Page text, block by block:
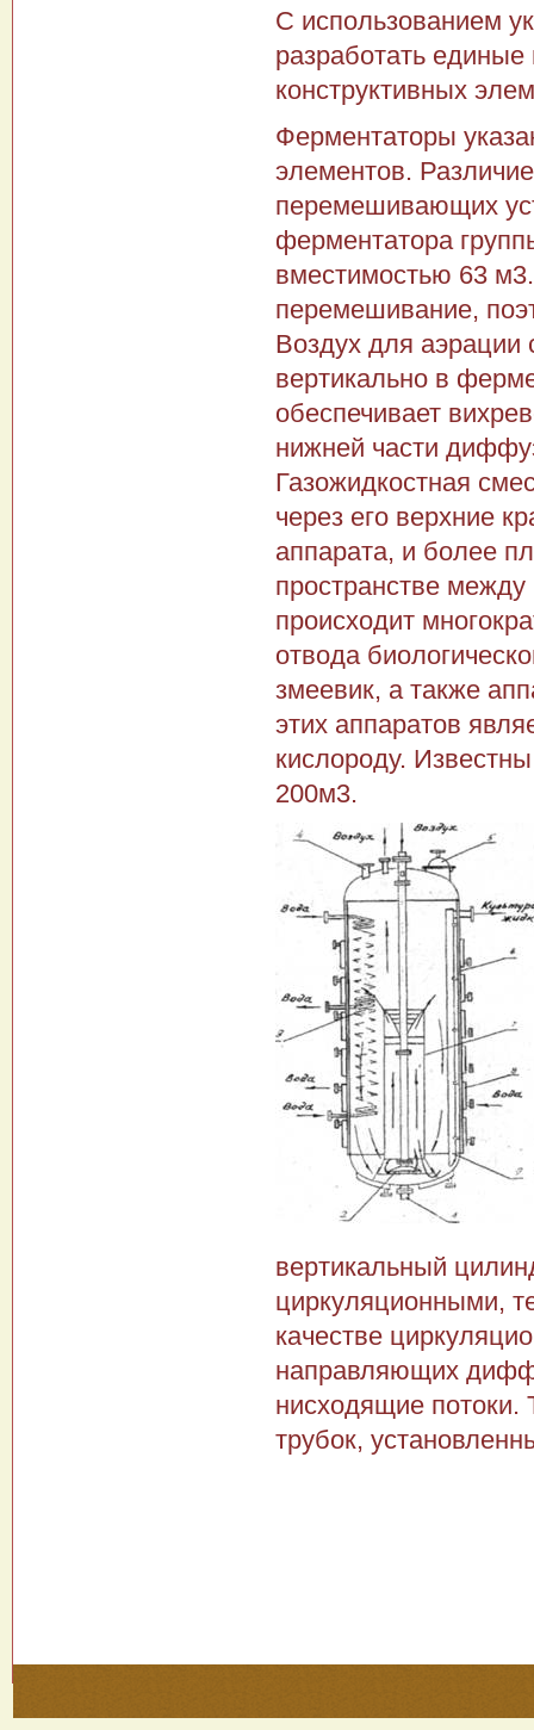
С использованием
разработать
конструктивных
Ферментаторы
элементов.
перемешивающих
ферментатора
вместимостью 63
перемешивание,
Воздух для аэрации
вертикально в
обеспечивает
нижней части
Газожидкостная
через его верхние
аппарата, и более
пространстве
происходит
отвода
змеевик, а также
этих аппаратов
кислороду.
200м3.
вертикальный
циркуляционными,
качестве
направляющих
нисходящие
трубок,